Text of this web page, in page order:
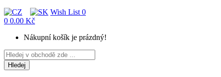
Wish List 0
0 0.00 Kč
Nákupní košík je prázdný!
Hledej